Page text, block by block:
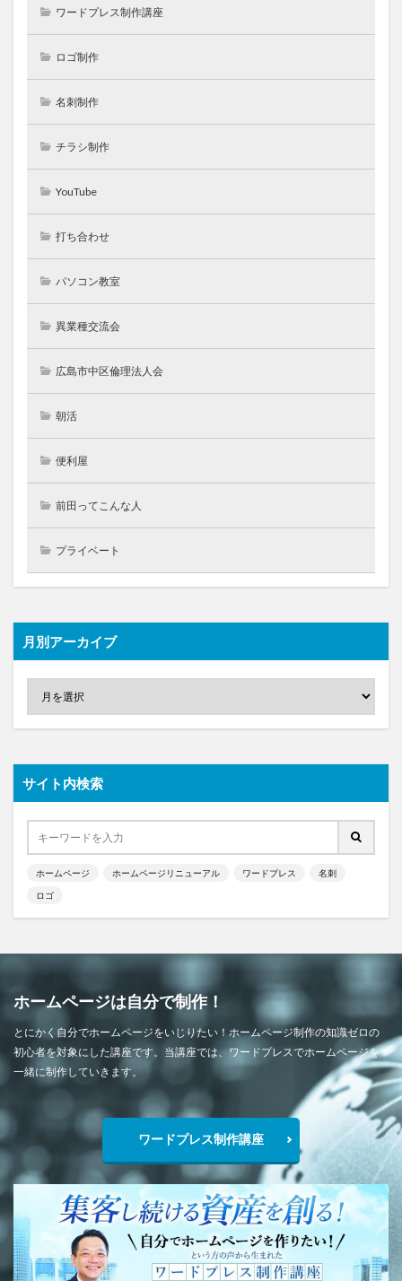
ワードプレス制作講座
ロゴ制作
名刺制作
チラシ制作
YouTube
打ち合わせ
パソコン教室
異業種交流会
広島市中区倫理法人会
朝活
便利屋
前田ってこんな人
プライベート
月別アーカイブ
サイト内検索
ホームページ ホームページリニューアル ワードプレス 名刺
ロゴ
ホームページは自分で制作！
とにかく自分でホームページをいじりたい！ホームページ制作の知識ゼロの
初心者を対象にした講座です。当講座では、ワードプレスでホームページを
一緒に制作していきます。
ワードプレス制作講座